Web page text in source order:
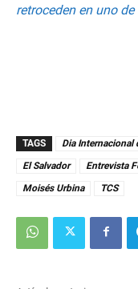
retroceden en uno
TAGS Dia Internacional
El Salvador
Entrevista
Moisés Urbina
TCS